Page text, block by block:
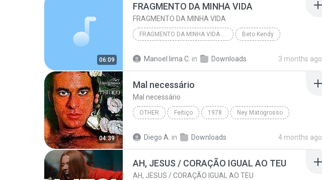
06:09
FRAGMENTO DA MINHA VIDA
FRAGMENTO DA MINHA VIDA
FRAGMENTO DA MINHA VIDA - SINGLE Beto Kendy
Manoel lima C. in Downloads 3 months ago
04:39
Mal necessário
Mal necessário
OTHER Feitiço 1978 Ney Matogrosso
Diego A. in Downloads 4 months ago
AH, JESUS / CORAÇÃO IGUAL AO TEU
AH, JESUS / CORAÇÃO IGUAL AO TEU